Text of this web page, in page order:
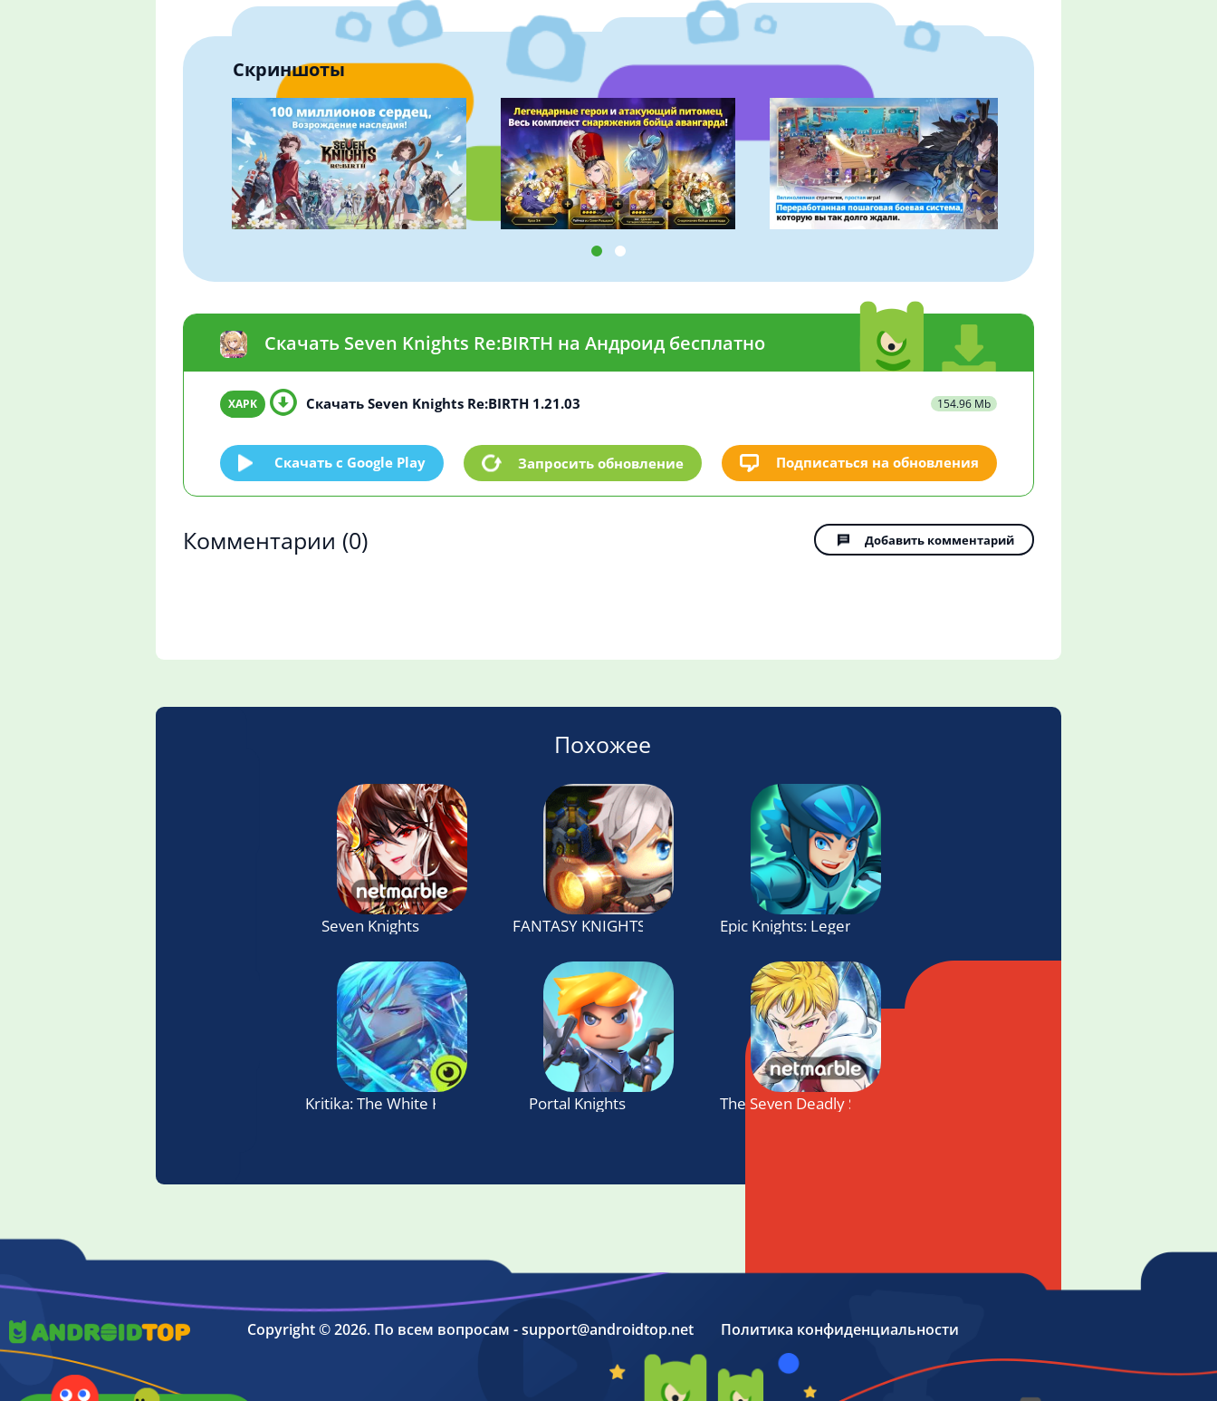
Скриншоты
Скачать Seven Knights Re:BIRTH на Андроид бесплатно
Скачать Seven Knights Re:BIRTH 1.21.03 154.96 Mb
Скачать c Google Play Запросить обновление Подписаться на обновления
Комментарии (0) Добавить комментарий
Похожее
Seven Knights FANTASY KNIGHTS Epic Knights: Legend Guardians - Heroes Action RPG
Kritika: The White Knights Portal Knights The Seven Deadly Sins
Copyright © 2026. По всем вопросам - support@androidtop.net Политика конфиденциальности